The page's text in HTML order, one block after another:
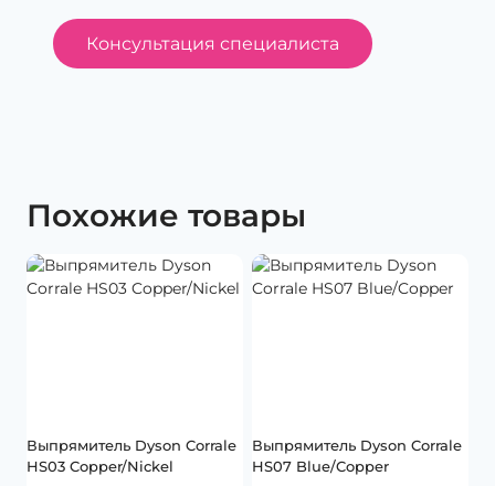
Консультация специалиста
Похожие товары
Выпрямитель Dyson Corrale
HS03 Copper/Nickel
Выпрямитель Dyson Corrale
HS07 Blue/Copper